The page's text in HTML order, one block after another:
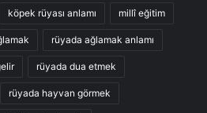
köpek rüyası anlamı millî eğitim
rüyada ağlamak anlamı
rüyada dua etmek
rüyada hayvan görmek